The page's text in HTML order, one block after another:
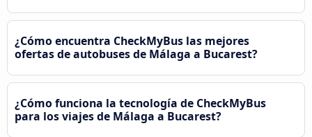
¿Cómo encuentra CheckMyBus las mejores
ofertas de autobuses de Málaga a Bucarest?
¿Cómo funciona la tecnología de CheckMyBus
para los viajes de Málaga a Bucarest?